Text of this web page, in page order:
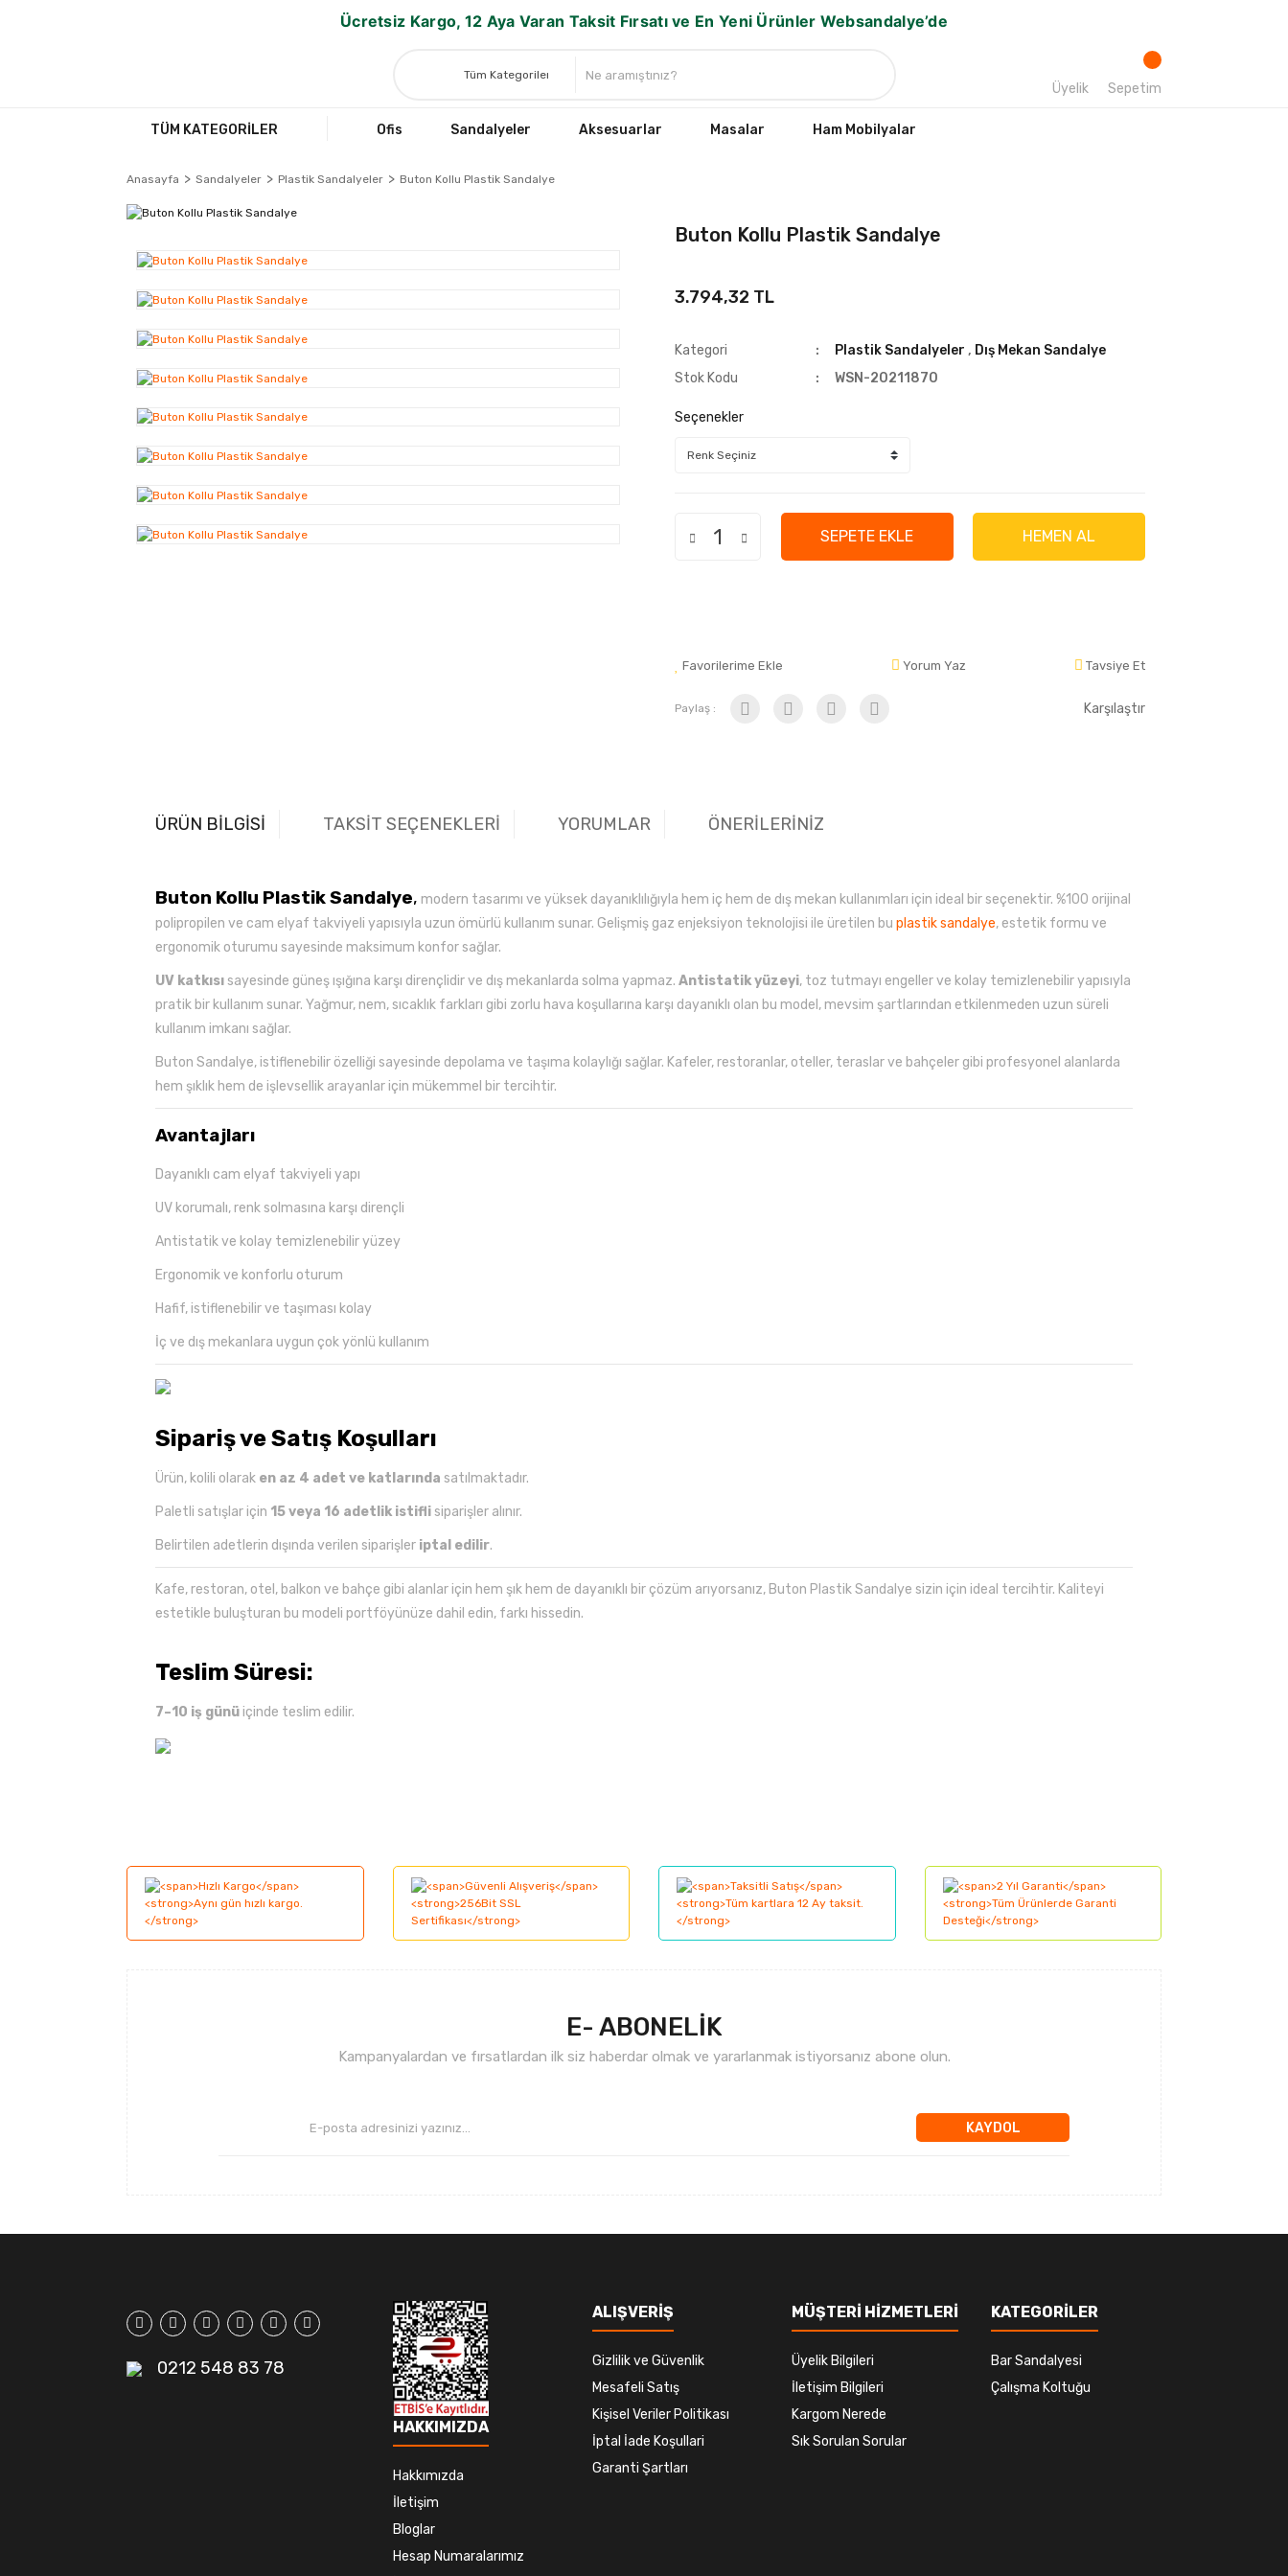
Ücretsiz Kargo, 12 Aya Varan Taksit Fırsatı ve En Yeni Ürünler Websandalye’de
Üyelik Sepetim
TÜM KATEGORİLER Ofis Sandalyeler Aksesuarlar Masalar Ham Mobilyalar
Anasayfa Sandalyeler Plastik Sandalyeler Buton Kollu Plastik Sandalye
Buton Kollu Plastik Sandalye
3.794,32 TL
Kategori Plastik Sandalyeler , Dış Mekan Sandalye
Stok Kodu
WSN-20211870
Seçenekler
SEPETE EKLE HEMEN AL
Favorilerime Ekle Yorum Yaz Tavsiye Et
Paylaş : Karşılaştır
ÜRÜN BİLGİSİ TAKSİT SEÇENEKLERİ YORUMLAR ÖNERİLERİNİZ
Buton Kollu Plastik Sandalye, modern tasarımı ve yüksek dayanıklılığıyla hem iç hem de dış mekan kullanımları için ideal bir seçenektir. %100 orijinal
polipropilen ve cam elyaf takviyeli yapısıyla uzun ömürlü kullanım sunar. Gelişmiş gaz enjeksiyon teknolojisi ile üretilen bu plastik sandalye, estetik formu ve
ergonomik oturumu sayesinde maksimum konfor sağlar.
UV katkısısayesinde güneş ışığına karşı dirençlidir ve dış mekanlarda solma yapmaz. Antistatik yüzeyi, toz tutmayı engeller ve kolay temizlenebilir yapısıyla
pratik bir kullanım sunar. Yağmur, nem, sıcaklık farkları gibi zorlu hava koşullarına karşı dayanıklı olan bu model, mevsim şartlarından etkilenmeden uzun süreli
kullanım imkanı sağlar.
Buton Sandalye, istiflenebilir özelliği sayesinde depolama ve taşıma kolaylığı sağlar. Kafeler, restoranlar, oteller, teraslar ve bahçeler gibi profesyonel alanlarda
hem şıklık hem de işlevsellik arayanlar için mükemmel bir tercihtir.
Avantajları
Dayanıklı cam elyaf takviyeli yapı
UV korumalı, renk solmasına karşı dirençli
Antistatik ve kolay temizlenebilir yüzey
Ergonomik ve konforlu oturum
Hafif, istiflenebilir ve taşıması kolay
İç ve dış mekanlara uygun çok yönlü kullanım
Sipariş ve Satış Koşulları
Ürün, kolili olarak en az 4 adet ve katlarında satılmaktadır.
Paletli satışlar için 15 veya 16 adetlik istiflisiparişler alınır.
Belirtilen adetlerin dışında verilen siparişler iptal edilir.
Kafe, restoran, otel, balkon ve bahçe gibi alanlar için hem şık hem de dayanıklı bir çözüm arıyorsanız, Buton Plastik Sandalye sizin için ideal tercihtir. Kaliteyi
estetikle buluşturan bu modeli portföyünüze dahil edin, farkı hissedin.
Teslim Süresi:
7–10 iş günü içinde teslim edilir.
Ürün resmi kalitesiz, bozuk veya görüntülenemiyor.
Ürün açıklamasında eksik bilgiler bulunuyor.
E- ABONELİK
Kampanyalardan ve fırsatlardan ilk siz haberdar olmak ve yararlanmak istiyorsanız abone olun.
KAYDOL
0212 548 83 78
HAKKIMIZDA
Hakkımızda
İletişim
Bloglar
Hesap Numaralarımız
ALIŞVERİŞ
Gizlilik ve Güvenlik
Mesafeli Satış
Kişisel Veriler Politikası
İptal İade Koşullari
Garanti Şartları
MÜŞTERİ HİZMETLERİ
Üyelik Bilgileri
İletişim Bilgileri
Kargom Nerede
Sık Sorulan Sorular
KATEGORİLER
Bar Sandalyesi
Çalışma Koltuğu